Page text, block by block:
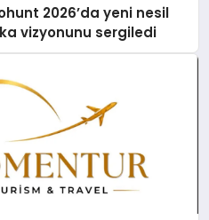
2026’da yeni nesil
vizyonunu sergiledi